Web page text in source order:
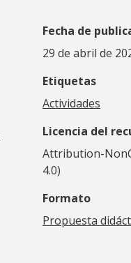
Fecha de
29 de abril de
Etiquetas
Actividades
Licencia del
Attribution-
4.0)
Formato
Propuesta